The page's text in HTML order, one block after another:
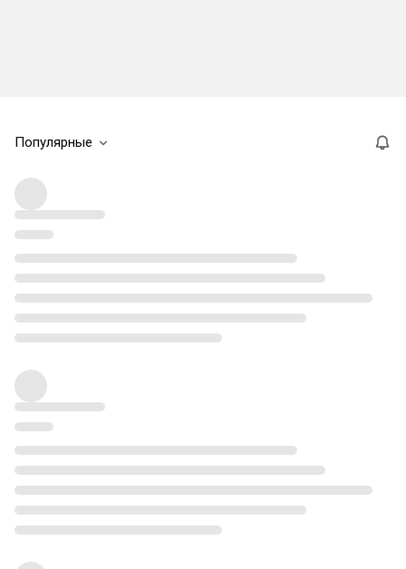
Популярные